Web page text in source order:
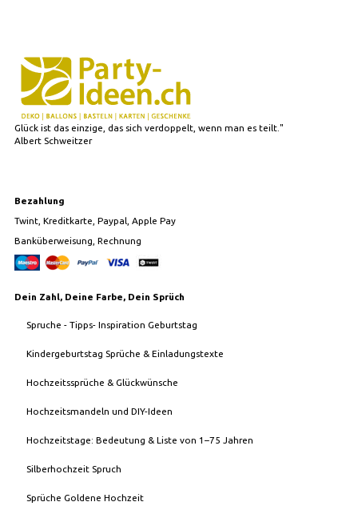
Glück ist das einzige, das sich verdoppelt, wenn man es teilt."
Albert Schweitzer
Bezahlung
Twint, Kreditkarte, Paypal, Apple Pay
Banküberweisung, Rechnung
Dein Zahl, Deine Farbe, Dein Sprüch
Spruche - Tipps- Inspiration Geburtstag
Kindergeburtstag Sprüche & Einladungstexte
Hochzeitssprüche & Glückwünsche
Hochzeitsmandeln und DIY-Ideen
Hochzeitstage: Bedeutung & Liste von 1–75 Jahren
Silberhochzeit Spruch
Sprüche Goldene Hochzeit